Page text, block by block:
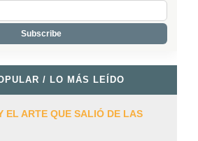
/ LO MÁS LEÍDO
EL ARTE QUE SALIÓ DE LAS